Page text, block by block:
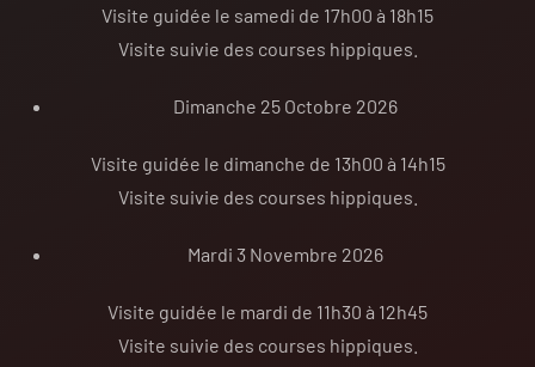
Visite guidée le samedi de 17h00 à 18h15
Visite suivie des courses hippiques.
Dimanche 25 Octobre 2026
Visite guidée le dimanche de 13h00 à 14h15
Visite suivie des courses hippiques.
Mardi 3 Novembre 2026
Visite guidée le mardi de 11h30 à 12h45
Visite suivie des courses hippiques.